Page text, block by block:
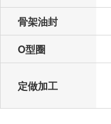
骨架油封
O型圈
定做加工